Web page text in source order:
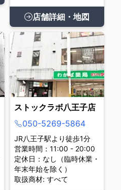
店舗詳細・地図
ストックラボ八王子店
050-5269-5864
JR八王子駅より徒歩1分
営業時間：11:00 - 20:00
定休日：なし（臨時休業・
年末年始を除く）
取扱商材: すべて